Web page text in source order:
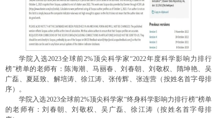
学院入选2023全球前2%顶尖科学家“2022年度科学影响力排行
榜”榜单的老师有：陈海潮、马丽春、刘春朝、刘敬权、隋坤艳、吴
广磊、夏延致、解培涛、徐江涛、张传辉、张连营（按姓名首字母排
序）。
学院入选2023全球前2%顶尖科学家“终身科学影响力排行榜”榜单
的老师有：刘春朝、刘敬权、吴广磊、徐江涛（按姓名首字母排